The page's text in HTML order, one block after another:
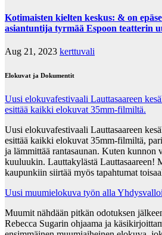
Kotimaisten kielten keskus: & on
asiantuntija tyrmää Espoon teatterin
Aug 21, 2023 kerttuvali
Elokuvat ja Dokumentit
Uusi elokuvafestivaali Lauttasaareen
esittää kaikki elokuvat 35mm-filmiltä.
Uusi elokuvafestivaali Lauttasaareen
esittää kaikki elokuvat 35mm-filmiltä,
ja lämmittää rantasaunan. Kuten
kuuluukin. Lauttakylästä Lauttasaareen!
kaupunkiin siirtää myös tapahtumat
Uusi muumielokuva työn alla
Muumit nähdään pitkän odotuksen
Rebecca Sugarin ohjaama ja